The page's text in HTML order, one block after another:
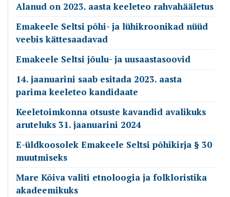
Alanud on 2023. aasta keeleteo rahvahääletus
Emakeele Seltsi põhi- ja lühikroonikad nüüd
veebis kättesaadavad
Emakeele Seltsi jõulu- ja uusaastasoovid
14. jaanuarini saab esitada 2023. aasta
parima keeleteo kandidaate
Keeletoimkonna otsuste kavandid avalikuks
aruteluks 31. jaanuarini 2024
E-üldkoosolek Emakeele Seltsi põhikirja § 30
muutmiseks
Mare Kõiva valiti etnoloogia ja folkloristika
akadeemikuks